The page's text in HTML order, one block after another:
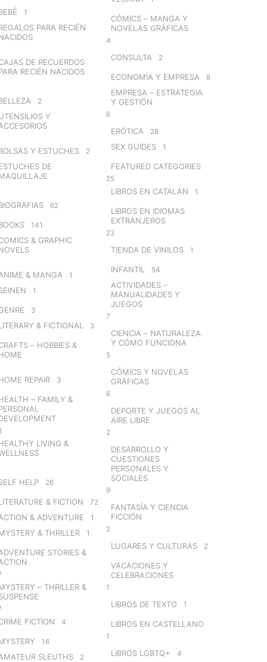
1
PARA RECIÉN
DE RECUERDOS
RECIÉN NACIDOS
2
Y
Y ESTUCHES 2
DE
62
141
& GRAPHIC
& MANGA 1
1
3
& FICTIONAL 3
– HOBBIES &
REPAIR 3
– FAMILY &
LIVING &
HELP 26
& FICTION 72
& ADVENTURE 1
& THRILLER 1
STORIES &
– THRILLER &
FICTION 4
16
SLEUTHS 2
CÓMICS – MANGA Y
NOVELAS GRÁFICAS
4
CONSULTA 2
ECONOMÍA Y EMPRESA 8
EMPRESA – ESTRATEGIA
Y GESTIÓN
6
ERÓTICA 28
SEX GUIDES 1
FEATURED CATEGORIES
25
LIBROS EN CATALÁN 1
LIBROS EN IDIOMAS
EXTRANJEROS
23
TIENDA DE VINILOS 1
INFANTIL 54
ACTIVIDADES –
MANUALIDADES Y
JUEGOS
7
CIENCIA – NATURALEZA
Y CÓMO FUNCIONA
5
CÓMICS Y NOVELAS
GRÁFICAS
6
DEPORTE Y JUEGOS AL
AIRE LIBRE
2
DESARROLLO Y
CUESTIONES
PERSONALES Y
SOCIALES
9
FANTASÍA Y CIENCIA
FICCIÓN
2
LUGARES Y CULTURAS 2
VACACIONES Y
CELEBRACIONES
1
LIBROS DE TEXTO 1
LIBROS EN CASTELLANO
1
LIBROS LGBTQ+ 4